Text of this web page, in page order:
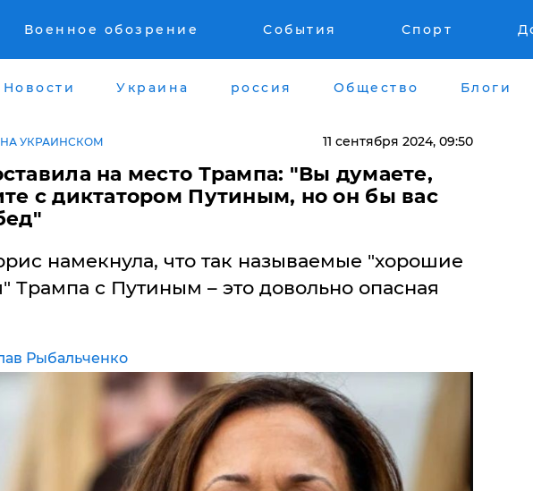
Военное обозрение События Спорт
Новости Украина россия Общество Блоги
УКРАИНСКОМ 11 сентября 2024, 09:50
на место Трампа: "Вы думаете,
с диктатором Путиным, но он бы вас
намекнула, что так называемые "хорошие
Трампа с Путиным – это довольно опасная
Рыбальченко